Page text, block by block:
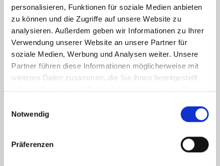
personalisieren, Funktionen für soziale Medien anbieten
zu können und die Zugriffe auf unsere Website zu
analysieren. Außerdem geben wir Informationen zu Ihrer
Verwendung unserer Website an unsere Partner für
soziale Medien, Werbung und Analysen weiter. Unsere
Partner führen diese Informationen möglicherweise mit
weiteren Daten zusammen, die Sie ihnen bereitgestellt
haben oder die sie im Rahmen Ihrer Nutzung der Dienste
Notwendig
Präferenzen